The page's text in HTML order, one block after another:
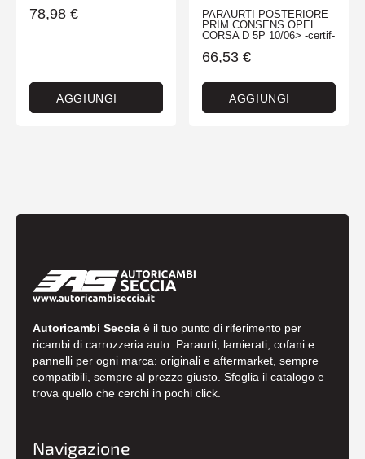
78,98 €
AGGIUNGI
PARAURTI POSTERIORE
PRIM CONSENS OPEL
CORSA D 5P 10/06> -certif-
66,53 €
AGGIUNGI
Autoricambi Seccia è il tuo punto di riferimento per
ricambi di carrozzeria auto. Paraurti, lamierati, cofani e
pannelli per ogni marca: originali e aftermarket, sempre
compatibili, sempre al prezzo giusto. Sfoglia il catalogo e
trova quello che cerchi in pochi click.
Navigazione